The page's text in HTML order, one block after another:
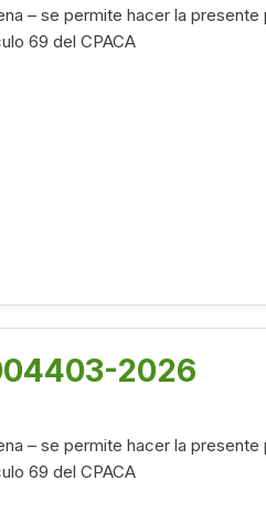
– se permite hacer la presente
69 del CPACA
2026
– se permite hacer la presente
69 del CPACA